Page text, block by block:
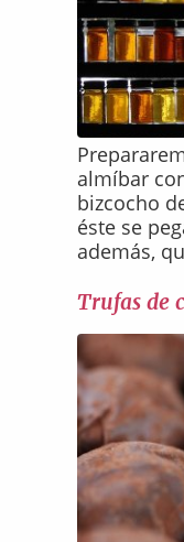
almíbar
bizcocho
éste se
además,
Trufas de